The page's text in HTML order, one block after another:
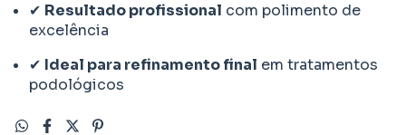
✔ Resultado profissional com polimento de
excelência
✔ Ideal para refinamento final em tratamentos
podológicos